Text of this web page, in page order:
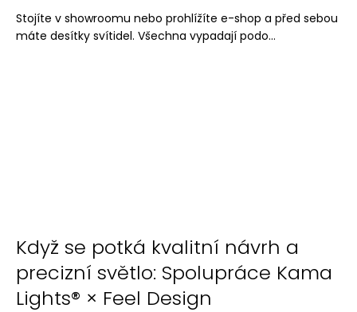
Stojíte v showroomu nebo prohlížíte e-shop a před sebou
máte desítky svítidel. Všechna vypadají podo...
Když se potká kvalitní návrh a
precizní světlo: Spolupráce Kama
Lights® × Feel Design
j
e